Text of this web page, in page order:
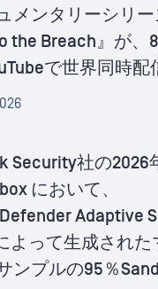
メンタリーシリ
the Breach』が、
で世界同時配
Security社の2026
において、
Adaptive
よって生成された
ンプルの95％